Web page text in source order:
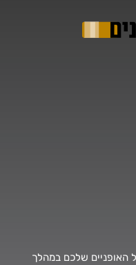
האופניים שלכם במהלך